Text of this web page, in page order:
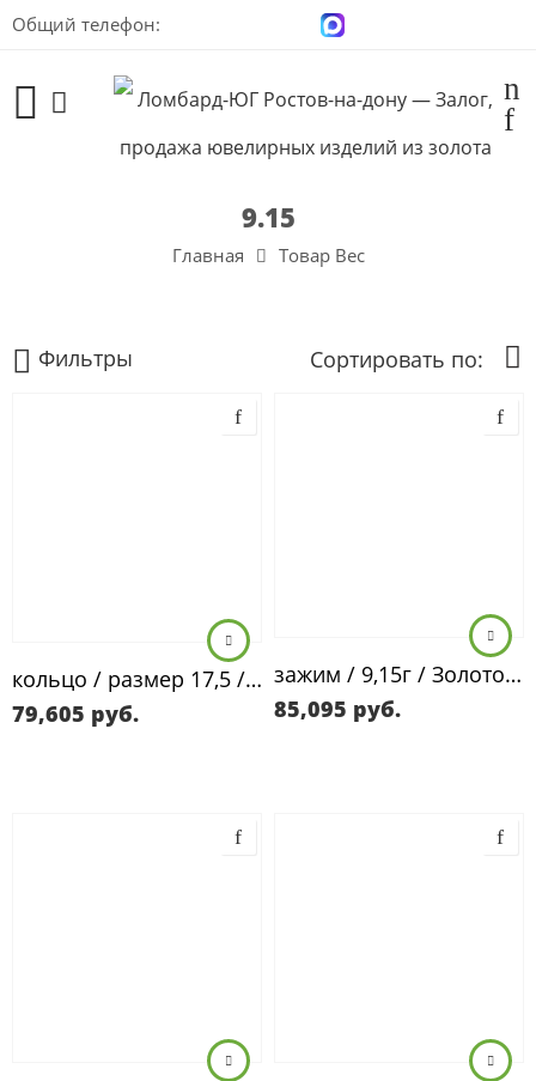
Общий телефон:
9.15
Главная Товар Вес
Фильтры Сортировать по:
кольцо / размер 17,5 / 9,15г / Золото583 / корунд синтетический
79,605 руб.
зажим / 9,15г / Золото585
85,095 руб.